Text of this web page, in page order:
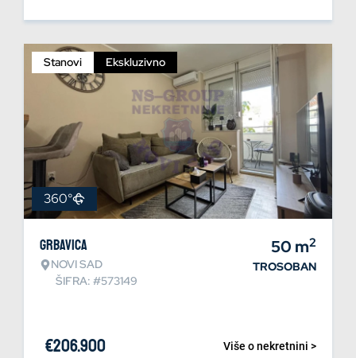
Stanovi Ekskluzivno
360°
Grbavica
NOVI SAD
ŠIFRA: #573149
50 m2
TROSOBAN
Više o nekretnini >
€206.900